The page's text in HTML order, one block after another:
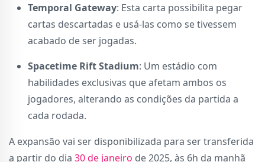
Temporal Gateway: Esta carta possibilita pegar
cartas descartadas e usá-las como se tivessem
acabado de ser jogadas.
Spacetime Rift Stadium: Um estádio com
habilidades exclusivas que afetam ambos os
jogadores, alterando as condições da partida a
cada rodada.
A expansão vai ser disponibilizada para ser transferida
a partir do dia 30 de janeiro de 2025, às 6h da manhã